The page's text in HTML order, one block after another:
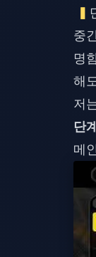
중
명
해
저
단계
메